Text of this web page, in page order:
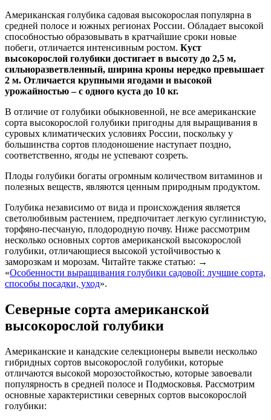
Американская голубика садовая высокорослая популярна в
средней полосе и южных регионах России. Обладает высокой
способностью образовывать в кратчайшие сроки новые
побеги, отличается интенсивным ростом. Куст
высокорослой голубики достигает в высоту до 2,5 м,
сильноразветвленный, ширина кроны нередко превышает
2 м. Отличается крупными ягодами и высокой
урожайностью – с одного куста до 10 кг.
В отличие от голубики обыкновенной, не все американские
сорта высокорослой голубики пригодны для выращивания в
суровых климатических условиях России, поскольку у
большинства сортов плодоношение наступает поздно,
соответственно, ягоды не успевают созреть.
Плоды голубики богаты огромным количеством витаминов и
полезных веществ, являются ценным природным продуктом.
Голубика независимо от вида и происхождения является
светолюбивым растением, предпочитает легкую суглинистую,
торфяно-песчаную, плодородную почву. Ниже рассмотрим
несколько основных сортов американской высокорослой
голубики, отличающиеся высокой устойчивостью к
заморозкам и морозам. Читайте также статью: →
«Особенности выращивания голубики садовой: лучшие сорта,
способы посадки, уход».
Северные сорта американской
высокорослой голубики
Американские и канадские селекционеры вывели несколько
гибридных сортов высокорослой голубики, которые
отличаются высокой морозостойкостью, которые завоевали
популярность в средней полосе и Подмосковья. Рассмотрим
основные характеристики северных сортов высокорослой
голубики: